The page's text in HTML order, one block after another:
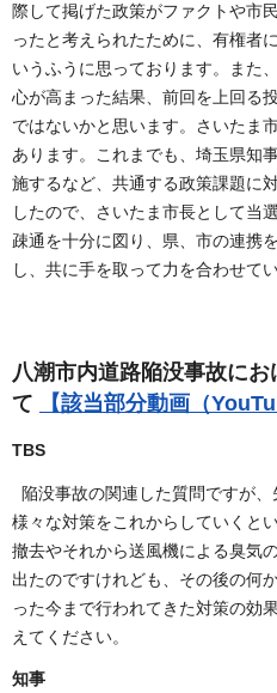
際して掲げた政策がファクトや市
ったと考えられたために、有権者
いうふうに思っております。また
心が高まった結果、前回を上回る
ではないかと思います。さいたま
あります。これまでも、埼玉県知
施するなど、共通する政策課題に
したので、さいたま市長として当
疎通を十分に図り、県、市の連携
し、共に手を取って力を合わせて
八潮市内道路陥没事故に
て
【該当部分動画（
TBS
陥没事故の関連した質問ですが、
様々な対策をこれからしていくと
撤去やそれから送風機による臭気
出たのですけれども、その後の何
った今まで行われてきた対策の効
えてください。
知事